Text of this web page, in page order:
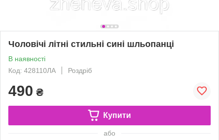
Чоловічі літні стильні сині шльопанці
В наявності
Код: 428110ЛА
Роздріб
490 ₴
Купити
або